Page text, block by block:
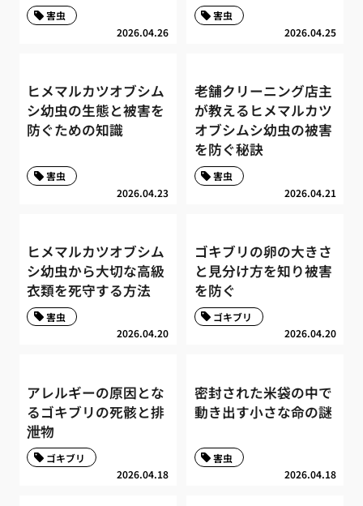
2026.04.26
害虫
2026.04.25
害虫
ヒメマルカツオブシム
シ幼虫の生態と被害を
防ぐための知識
2026.04.23
害虫
老舗クリーニング店主
が教えるヒメマルカツ
オブシムシ幼虫の被害
を防ぐ秘訣
2026.04.21
害虫
ヒメマルカツオブシム
シ幼虫から大切な高級
衣類を死守する方法
2026.04.20
害虫
ゴキブリの卵の大きさ
と見分け方を知り被害
を防ぐ
2026.04.20
ゴキブリ
アレルギーの原因とな
るゴキブリの死骸と排
泄物
2026.04.18
ゴキブリ
密封された米袋の中で
動き出す小さな命の謎
2026.04.18
害虫